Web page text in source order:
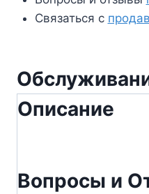
Связаться с
Описание
Вопросы и